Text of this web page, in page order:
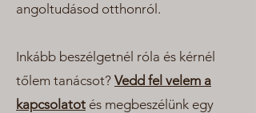
angoltudásod otthonról.
Inkább beszélgetnél róla és kérnél
tőlem tanácsot? Vedd fel velem a
kapcsolatot és megbeszélünk egy